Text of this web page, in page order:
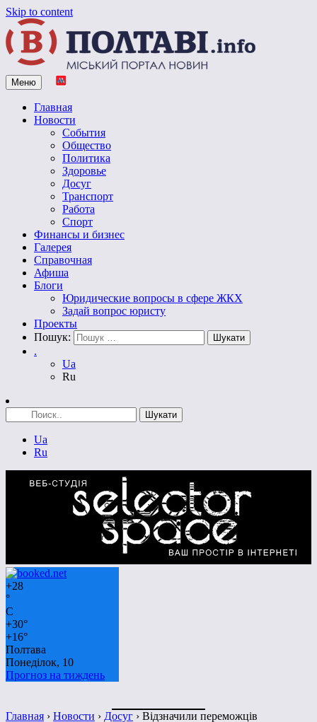
Skip to content
Vpoltave.info
Полтавский портал новостей
Меню
Главная
Новости
События
Общество
Политика
Здоровье
Досуг
Транспорт
Работа
Спорт
Финансы и бизнес
Галерея
Справочная
Афиша
Блоги
Юридические вопросы в сфере ЖКХ
Задай вопрос юристу
Проекты
Пошук:
.
Ua
Ru
Ua
Ru
+28
°
C
+30°
+16°
Полтава
Понеділок, 10
Прогноз на тиждень
Главная › Новости › Досуг › Відзначили переможців